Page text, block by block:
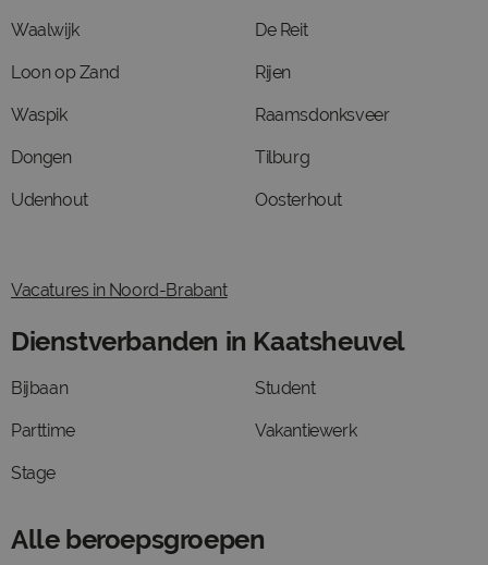
Waalwijk
Loon op Zand
Waspik
Dongen
Udenhout
De Reit
Rijen
Raamsdonksveer
Tilburg
Oosterhout
Vacatures in Noord-Brabant
Dienstverbanden in Kaatsheuvel
Bijbaan
Parttime
Stage
Student
Vakantiewerk
Alle beroepsgroepen